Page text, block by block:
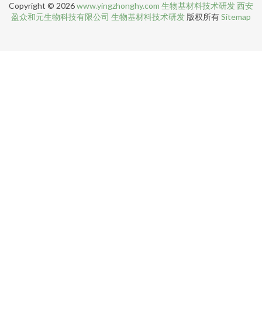
Copyright © 2026www.yingzhonghy.com 生物基材料技术研发西安
盈众和元生物科技有限公司 生物基材料技术研发 版权所有Sitemap